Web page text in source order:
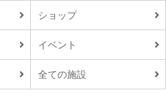
ショップ
イベント
全ての施設